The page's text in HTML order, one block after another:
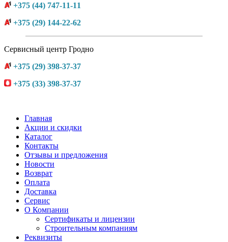
+375 (44) 747-11-11
+375 (29) 144-22-62
Сервисный центр Гродно
+375 (29) 398-37-37
+375 (33) 398-37-37
Главная
Акции и скидки
Каталог
Контакты
Отзывы и предложения
Новости
Возврат
Оплата
Доставка
Сервис
О Компании
Сертификаты и лицензии
Строительным компаниям
Реквизиты